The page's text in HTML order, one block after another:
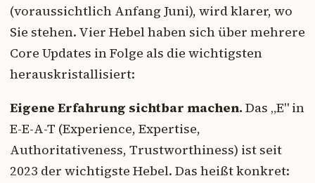
(voraussichtlich Anfang Juni), wird klarer, wo
Sie stehen. Vier Hebel haben sich über mehrere
Core Updates in Folge als die wichtigsten
herauskristallisiert:
Eigene Erfahrung sichtbar machen. Das „E" in
E-E-A-T (Experience, Expertise,
Authoritativeness, Trustworthiness) ist seit
2023 der wichtigste Hebel. Das heißt konkret: